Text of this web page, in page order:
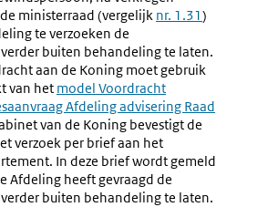
ministerraad (vergelijk nr. 1.31)
te verzoeken de
buiten behandeling te laten.
aan de Koning moet gebruik
van het model Voordracht
Afdeling advisering Raad
van de Koning bevestigt de
verzoek per brief aan het
In deze brief wordt gemeld
Afdeling heeft gevraagd de
buiten behandeling te laten.